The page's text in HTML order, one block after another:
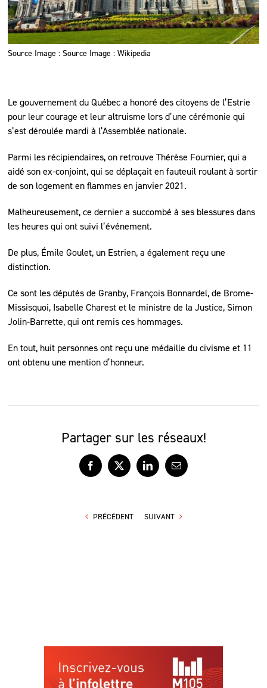
Source Image : Source Image : Wikipedia
Le gouvernement du Québec a honoré des citoyens de l’Estrie
pour leur courage et leur altruisme lors d’une cérémonie qui
s’est déroulée mardi à l’Assemblée nationale.
Parmi les récipiendaires, on retrouve Thérèse Fournier, qui a
aidé son ex-conjoint, qui se déplaçait en fauteuil roulant à sortir
de son logement en flammes en janvier 2021.
Malheureusement, ce dernier a succombé à ses blessures dans
les heures qui ont suivi l’événement.
De plus, Émile Goulet, un Estrien, a également reçu une
distinction.
Ce sont les députés de Granby, François Bonnardel, de Brome-
Missisquoi, Isabelle Charest et le ministre de la Justice, Simon
Jolin-Barrette, qui ont remis ces hommages.
En tout, huit personnes ont reçu une médaille du civisme et 11
ont obtenu une mention d’honneur.
Partager sur les réseaux!
Facebook
X LinkedInCourriel
PRÉCÉDENT SUIVANT